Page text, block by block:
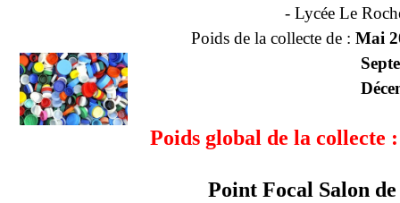
- Lycée Le
Poids de la collecte de : Mai
Septembre
Décembre
Poids global de la collecte
Point Focal Salon